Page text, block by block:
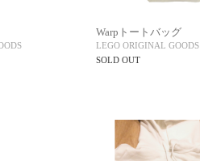
Warpトートバッグ
LEGO ORIGINAL GOODS
SOLD OUT